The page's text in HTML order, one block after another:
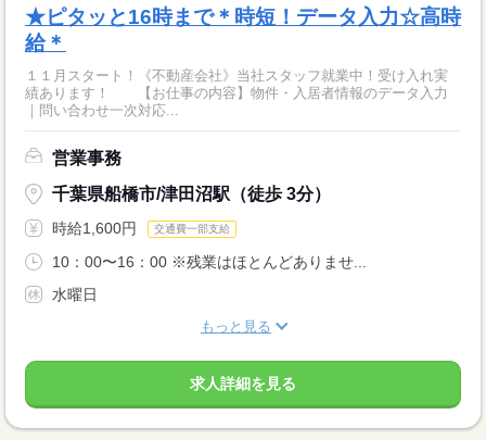
★ピタッと16時まで＊時短！データ入力☆高時
給＊
１１月スタート！《不動産会社》当社スタッフ就業中！受け入れ実
績あります！ 【お仕事の内容】物件・入居者情報のデータ入力
｜問い合わせ一次対応...
営業事務
千葉県船橋市/津田沼駅（徒歩 3分）
時給1,600円 交通費一部支給
10：00〜16：00 ※残業はほとんどありませ...
水曜日
もっと見る
求人詳細を見る